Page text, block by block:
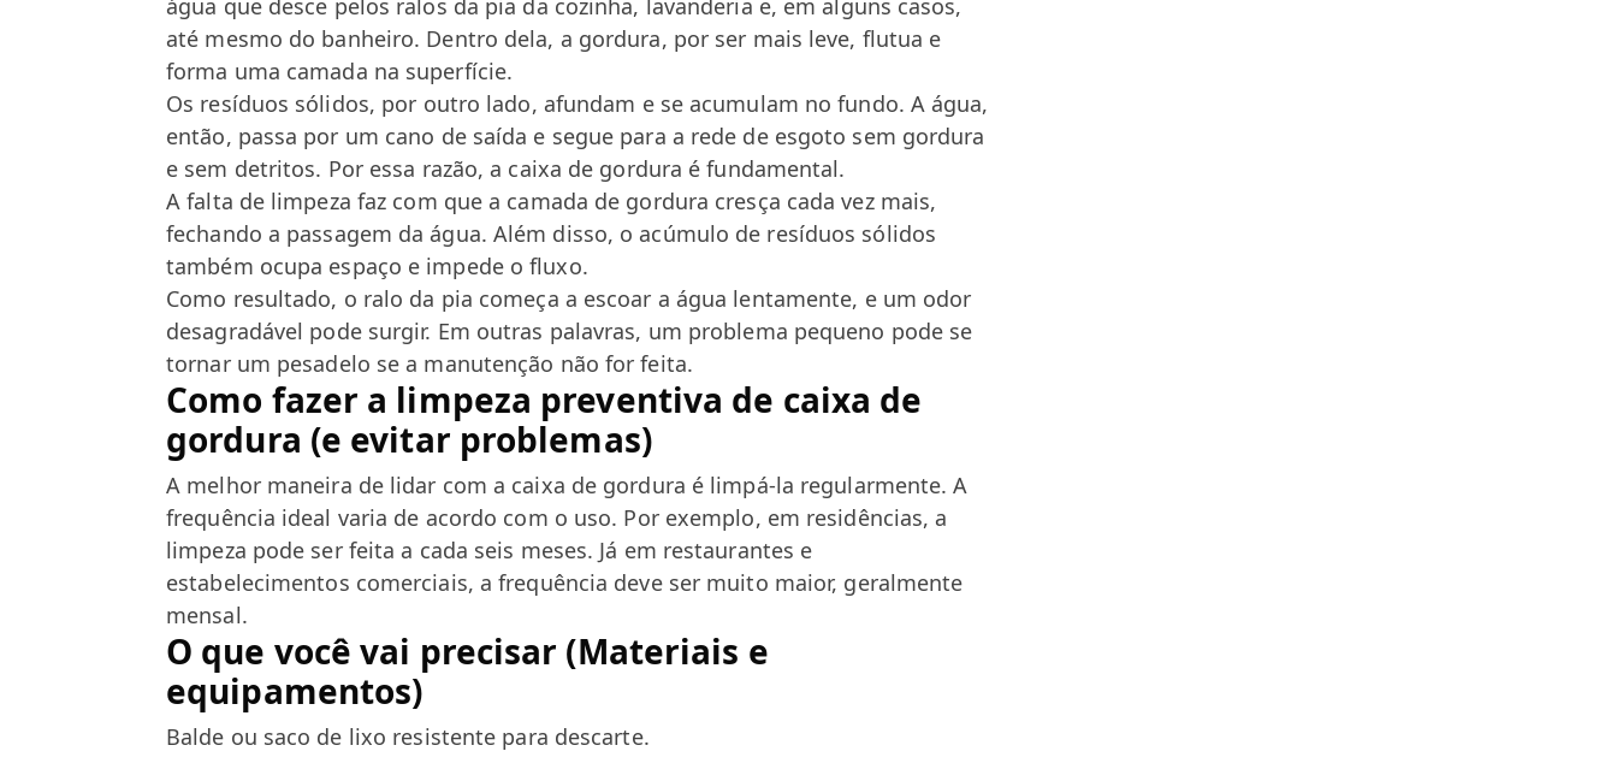
água que desce pelos ralos da pia da cozinha, lavanderia e, em alguns casos,
até mesmo do banheiro. Dentro dela, a gordura, por ser mais leve, flutua e
forma uma camada na superfície.
Os resíduos sólidos, por outro lado, afundam e se acumulam no fundo. A água,
então, passa por um cano de saída e segue para a rede de esgoto sem gordura
e sem detritos. Por essa razão, a caixa de gordura é fundamental.
A falta de limpeza faz com que a camada de gordura cresça cada vez mais,
fechando a passagem da água. Além disso, o acúmulo de resíduos sólidos
também ocupa espaço e impede o fluxo.
Como resultado, o ralo da pia começa a escoar a água lentamente, e um odor
desagradável pode surgir. Em outras palavras, um problema pequeno pode se
tornar um pesadelo se a manutenção não for feita.
Como fazer a limpeza preventiva de caixa de
gordura (e evitar problemas)
A melhor maneira de lidar com a caixa de gordura é limpá-la regularmente. A
frequência ideal varia de acordo com o uso. Por exemplo, em residências, a
limpeza pode ser feita a cada seis meses. Já em restaurantes e
estabelecimentos comerciais, a frequência deve ser muito maior, geralmente
mensal.
O que você vai precisar (Materiais e
equipamentos)
Balde ou saco de lixo resistente para descarte.